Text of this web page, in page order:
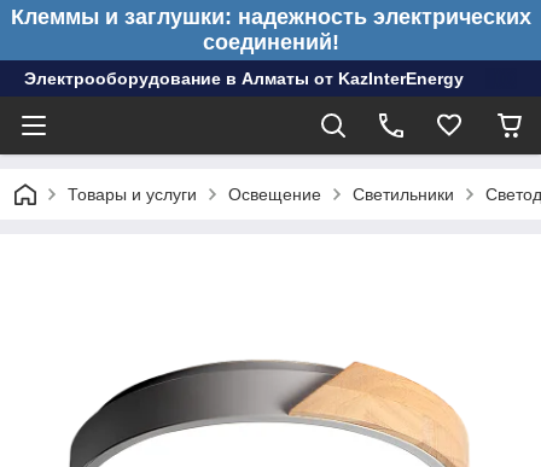
Клеммы и заглушки: надежность электрических
соединений!
Электрооборудование в Алматы от KazInterEnergy
Товары и услуги Освещение Светильники